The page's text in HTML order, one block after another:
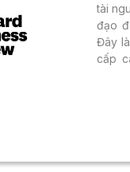
tài
đạo
Đây
cấp